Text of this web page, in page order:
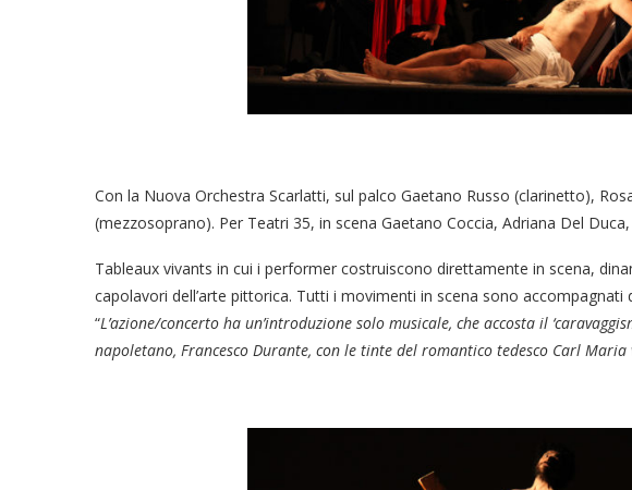
Con la Nuova Orchestra Scarlatti, sul palco Gaetano Russo (clarinetto),
(mezzosoprano). Per Teatri 35, in scena Gaetano Coccia, Adriana Del
Tableaux vivants in cui i performer costruiscono direttamente in scena,
capolavori dell’arte pittorica. Tutti i movimenti in scena sono
“L’azione/concerto ha un’introduzione solo musicale, che accosta il
napoletano, Francesco Durante, con le tinte del romantico tedesco Carl Maria